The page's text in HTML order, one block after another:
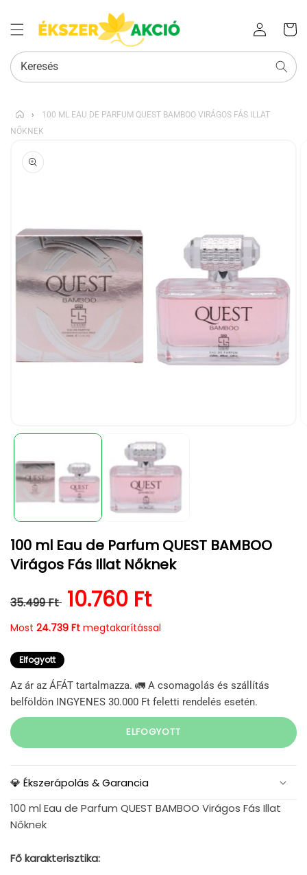
Bejelentkezés
kosara
Keresés
›
100 ML EAU DE PARFUM QUEST BAMBOO VIRÁGOS FÁS ILLAT
NŐKNEK
UGRÁS A
TERMÉKADATOKRA
médiafájl
modális
párbeszédpanelen
100 ml Eau de Parfum QUEST BAMBOO
Virágos Fás Illat Nőknek
Normál ár
35.499 Ft Kedvezményes ár
10.760 Ft
Most 24.739 Ft megtakarítással
Elfogyott
Az ár az ÁFÁT tartalmazza. 🚛 A csomagolás és szállítás
belföldön INGYENES 30.000 Ft feletti rendelés esetén.
ELFOGYOTT
💎 Ékszerápolás & Garancia
100 ml Eau de Parfum QUEST BAMBOO Virágos Fás Illat
Nőknek
Fő karakterisztika: